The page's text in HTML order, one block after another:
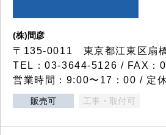
(株)間彦
〒135-0011 東京都江東区扇
TEL：03-3644-5126 / FAX：
営業時間：9:00〜17：00 / 定
販売可 工事・取付可